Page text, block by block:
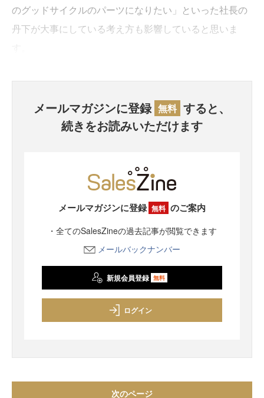
のグッドサイクルのパーツになりたい」といった社長の
丹下が大事にしている考え方も影響していると思いま
メールマガジンに登録 無料 すると、
続きをお読みいただけます
メールマガジンに登録 無料 のご案内
・全てのSalesZineの過去記事が閲覧できます
メールバックナンバー
新規会員登録 無料
ログイン
次のページ